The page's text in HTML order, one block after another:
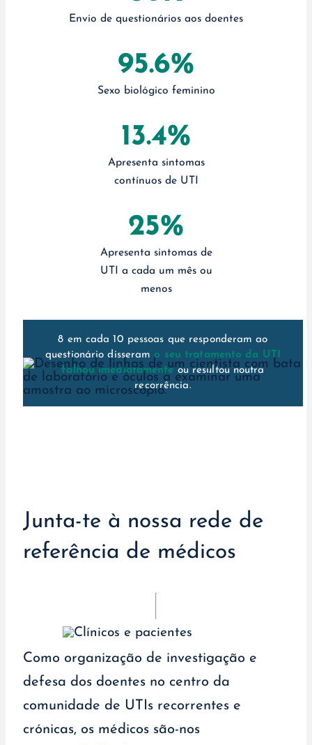
Envio de questionários aos doentes
95.6%
Sexo biológico feminino
13.4%
Apresenta sintomas
contínuos de UTI
25%
Apresenta sintomas de
UTI a cada um mês ou
menos
8 em cada 10 pessoas que responderam ao
questionário disseramo seu tratamento da UTI
falhou imediatamente ou resultou noutra
recorrência.
Junta-te à nossa rede de
referência de médicos
Como organização de investigação e
defesa dos doentes no centro da
comunidade de UTIs recorrentes e
crónicas, os médicos são-nos